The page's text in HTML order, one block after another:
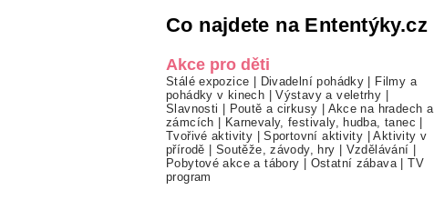
Co najdete na Ententýky.cz
Akce pro děti
Stálé expozice | Divadelní pohádky | Filmy a
pohádky v kinech |Výstavy a veletrhy |
Slavnosti | Poutě a cirkusy | Akce na hradech a
zámcích | Karnevaly, festivaly, hudba, tanec |
Tvořivé aktivity |Sportovní aktivity |Aktivity v
přírodě | Soutěže, závody, hry | Vzdělávání |
Pobytové akce a tábory | Ostatní zábava |TV
program